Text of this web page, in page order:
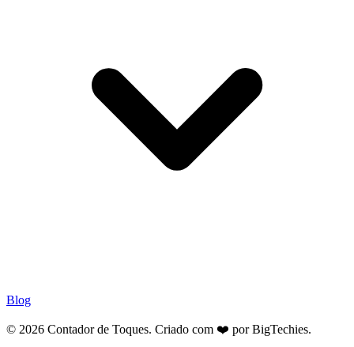
Blog
© 2026 Contador de Toques. Criado com ❤️ porBigTechies.